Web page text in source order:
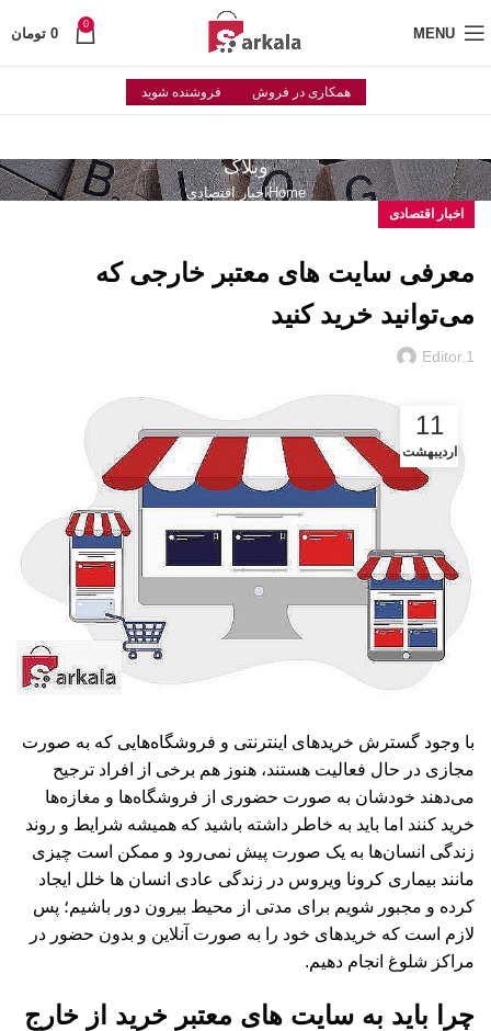
MENU
0
0 تومان
همکاری در فروش فروشنده شوید
وبلاگ
Homeاخبار اقتصادی
اخبار اقتصادی
معرفی سایت های معتبر خارجی که
می‌توانید خرید کنید
Editor.1
11
اردیبهشت
با وجود گسترش خریدهای اینترنتی و فروشگاه‌هایی که به صورت
مجازی در حال فعالیت هستند، هنوز هم برخی از افراد ترجیح
می‌دهند خودشان به صورت حضوری از فروشگاه‌ها و مغازه‌ها
خرید کنند اما باید به خاطر داشته باشید که همیشه شرایط و روند
زندگی انسان‌ها به یک صورت پیش نمی‌رود و ممکن است چیزی
مانند بیماری کرونا ویروس در زندگی عادی انسان ها خلل ایجاد
کرده و مجبور شویم برای مدتی از محیط بیرون دور باشیم؛ پس
لازم است که خریدهای خود را به صورت آنلاین و بدون حضور در
مراکز شلوغ انجام دهیم.
چرا باید به سایت های معتبر خرید از خارج